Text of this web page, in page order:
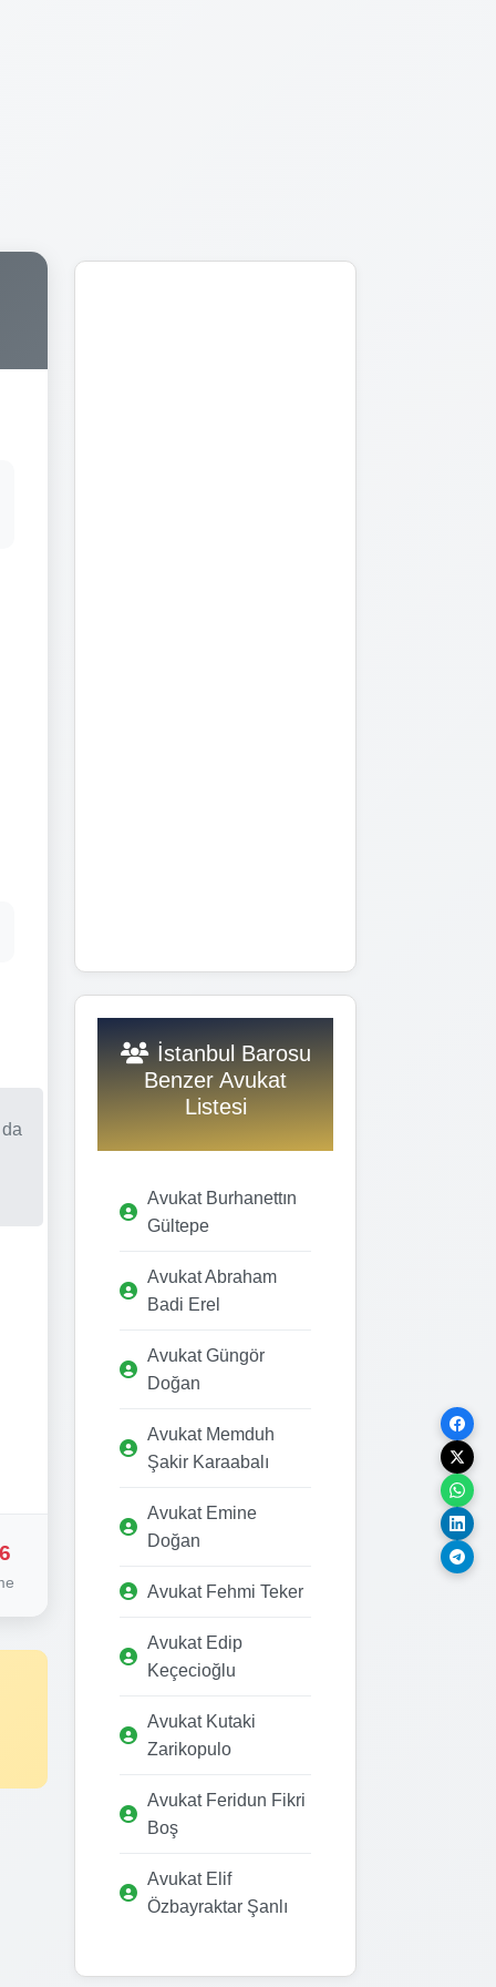
İstanbul Barosu
Benzer Avukat
Listesi
Avukat Burhanettın
Gültepe
Avukat Abraham
Badi Erel
Avukat Güngör
Doğan
Avukat Memduh
Şakir Karaabalı
Avukat Emine
Doğan
Avukat Fehmi Teker
Avukat Edip
Keçecioğlu
Avukat Kutaki
Zarikopulo
Avukat Feridun Fikri
Boş
Avukat Elif
Özbayraktar Şanlı